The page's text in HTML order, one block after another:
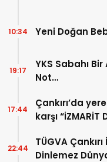
Yeni Doğan
10:34
YKS Sabahı Bir
Not…
19:17
Çankırı’da
karşı “İZMARİT
17:44
TÜGVA
Dinlemez
22:44